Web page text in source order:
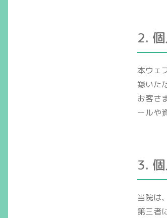
2.
本ウェ
録いた
お客さ
ールや
3.
当院は
第三者